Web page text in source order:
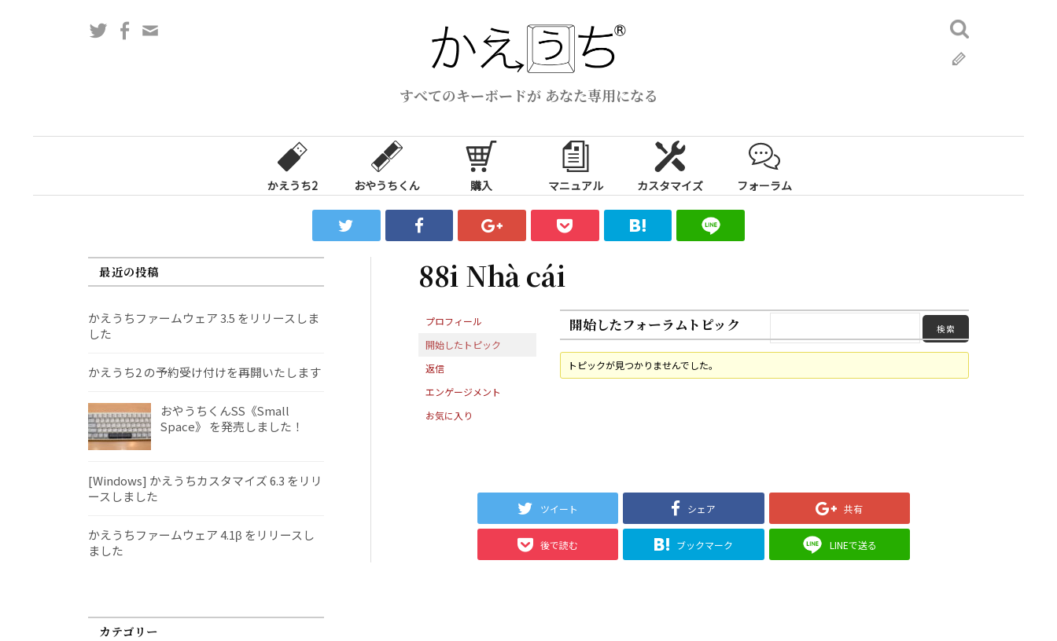
ス
すべてのキーボードが あなた専用になる
TwitterFacebook
検
索:
かえうち2 おやうちくん 購入 マニュアル カスタマイズ フォーラム
88i Nhà cái
プロフィール
開始したトピック
返信
エンゲージメント
お気に入り
開始したフォーラムトピック
トピックが見つかりませんでした。
ツイート シェア 共有
後で読む ブックマーク LINEで送る
最近の投稿
かえうちファームウェア 3.5 をリリースしま
した
かえうち2 の予約受け付けを再開いたします
おやうちくんSS《Small
Space》 を発売しました！
[Windows] かえうちカスタマイズ 6.3 をリリ
ースしました
かえうちファームウェア 4.1β をリリースし
ました
カテゴリー